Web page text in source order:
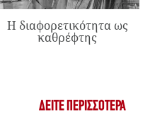
Η διαφορετικότητα ως
καθρέφτης
ΔΕΊΤΕ ΠΕΡΙΣΣΌΤΕΡΑ